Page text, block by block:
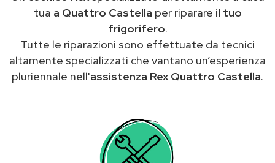
tua a Quattro Castella per riparare il tuo
frigorifero.
Tutte le riparazioni sono effettuate da tecnici
altamente specializzati che vantano un’esperienza
pluriennale nell'assistenza Rex Quattro Castella.